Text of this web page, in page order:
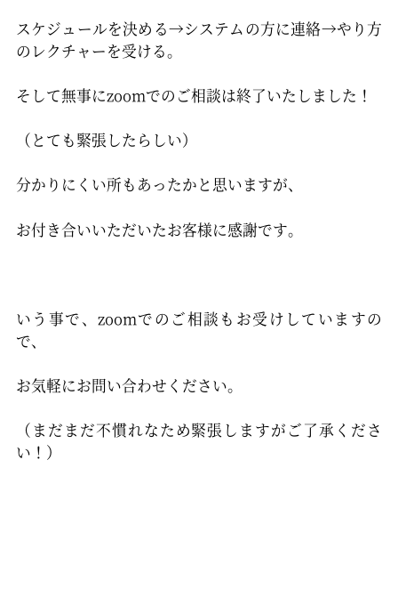
スケジュールを決める→システムの方に連絡→やり方
のレクチャーを受ける。
そして無事にzoomでのご相談は終了いたしました！
（とても緊張したらしい）
分かりにくい所もあったかと思いますが、
お付き合いいただいたお客様に感謝です。
いう事で、zoomでのご相談もお受けしていますの
で、
お気軽にお問い合わせください。
（まだまだ不慣れなため緊張しますがご了承くださ
い！）